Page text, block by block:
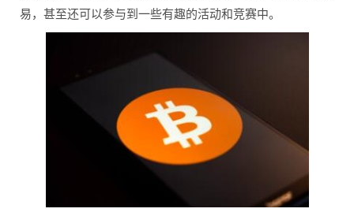
易，甚至还可以参与到一些有趣的活动和竞赛中。